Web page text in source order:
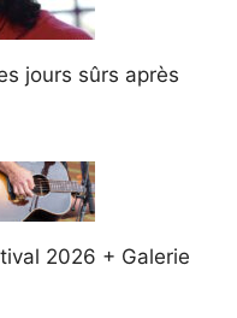
jours sûrs après
2026 + Galerie